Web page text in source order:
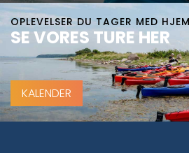
OPLEVELSER DU TAGER MED HJEM
SE VORES TURE HER
KALENDER